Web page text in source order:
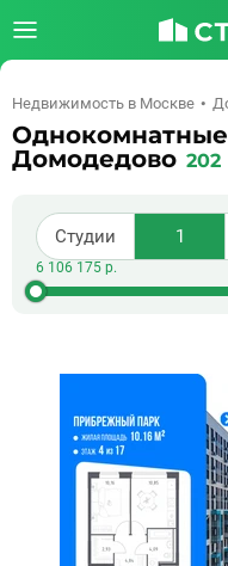
Недвижимость в Москве
Домодедово 202
Студии 1